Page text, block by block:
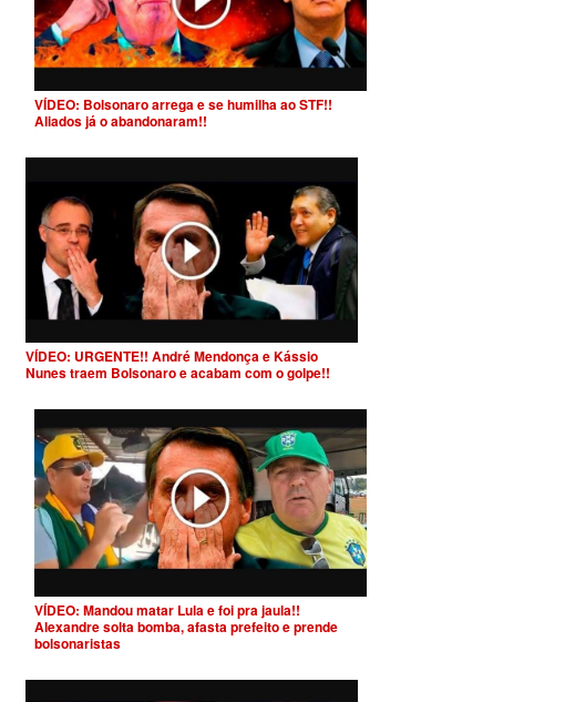
VÍDEO: Bolsonaro arrega e se humilha ao STF!!
Aliados já o abandonaram!!
VÍDEO: URGENTE!! André Mendonça e Kássio
Nunes traem Bolsonaro e acabam com o golpe!!
VÍDEO: Mandou matar Lula e foi pra jaula!!
Alexandre solta bomba, afasta prefeito e prende
bolsonaristas